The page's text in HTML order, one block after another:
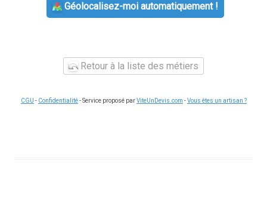
Géolocalisez-moi automatiquement !
Retour à la liste des métiers
CGU - Confidentialité- Service proposé parViteUnDevis.com -Vous êtes un artisan ?